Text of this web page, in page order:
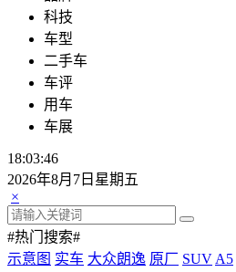
科技
车型
二手车
车评
用车
车展
18:03:47
2026年8月7日星期五
×
#热门搜索#
示意图 实车 大众朗逸 原厂 SUVA5